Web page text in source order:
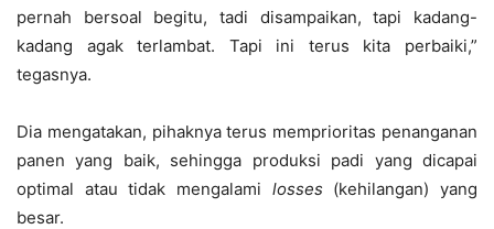
pernah bersoal begitu, tadi disampaikan, tapi kadang-
kadang agak terlambat. Tapi ini terus kita perbaiki,”
tegasnya.
Dia mengatakan, pihaknya terus memprioritas penanganan
panen yang baik, sehingga produksi padi yang dicapai
optimal atau tidak mengalami losses (kehilangan) yang
besar.